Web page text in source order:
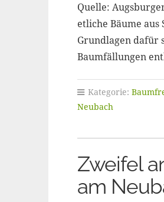
Quelle:
etliche Bäume
Grundlagen dafür
Baumfällungen
Kategorie:
Neubach
Zweifel
am